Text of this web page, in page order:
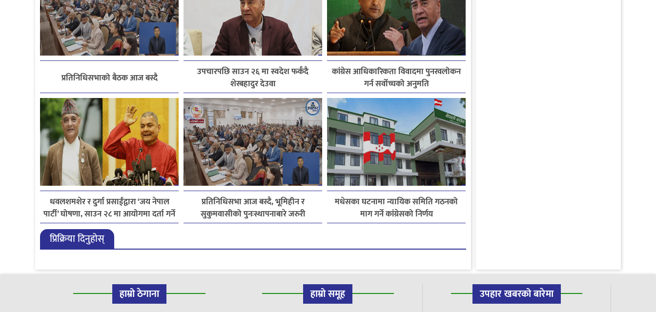
प्रतिनिधिसभाको बैठक आज बस्दै
उपचारपछि साउन २६ मा स्वदेश फर्कँदै
शेरबहादुर देउवा
कांग्रेस आधिकारिकता विवादमा पुनरवलोकन
गर्न सर्वोच्चको अनुमति
धवलशमशेर र दुर्गा प्रसाईंद्वारा ‘जय नेपाल
पार्टी’ घोषणा, साउन २८ मा आयोगमा दर्ता गर्ने
तयारी
प्रतिनिधिसभा आज बस्दै, भूमिहीन र
सुकुमवासीको पुनःस्थापनाबारे जरुरी
प्रस्तावमाथि छलफल हुने
मधेसका घटनामा न्यायिक समिति गठनको
माग गर्ने कांग्रेसको निर्णय
प्रिक्रिया दिनुहोस्
हाम्रो ठेगाना हाम्रो समूह उपहार खबरको बारेमा